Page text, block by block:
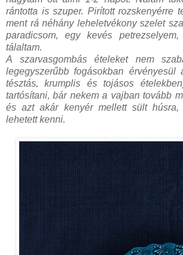
rántotta is szuper. Pirított rozskenyérre
ment rá néhány leheletvékony szelet
paradicsom, egy kevés
tálaltam.
A szarvasgombás ételeket nem
legegyszerűbb fogásokban érvényesül
tésztás, krumplis és tojásos
tartósítani, bár nekem a vajban tovább
és azt akár kenyér mellett sült húsra,
lehetett kenni.